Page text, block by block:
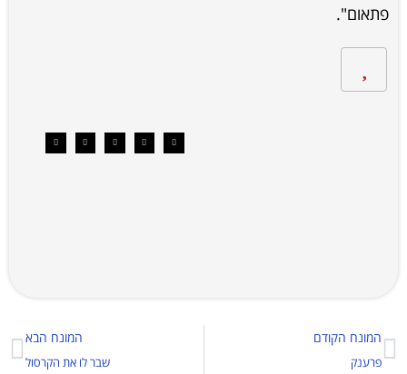
פתאום".
המונח הקודם
פרענק
המונח הבא
שבר לו את הקרסול